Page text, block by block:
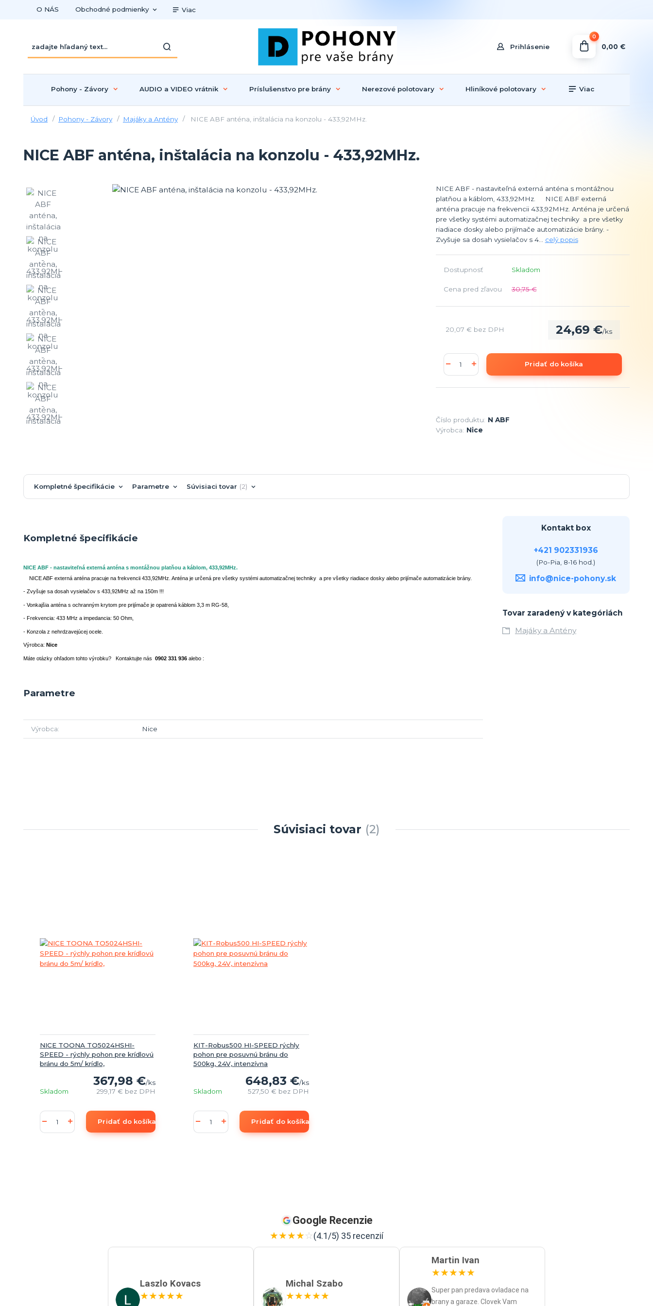
O NÁS Obchodné podmienky Viac
Prihlásenie
0
0,00 €
Pohony - Závory AUDIO a VIDEO vrátnik Príslušenstvo pre brány Nerezové polotovary Hliníkové polotovary Viac
Úvod Pohony - Závory Majáky a Antény NICE ABF anténa, inštalácia na konzolu - 433,92MHz.
NICE ABF anténa, inštalácia na konzolu - 433,92MHz.
NICE ABF - nastaviteľná externá anténa s montážnou
platňou a káblom, 433,92MHz. NICE ABF externá
anténa pracuje na frekvencii 433,92MHz. Anténa je určená
pre všetky systémi automatizačnej techniky a pre všetky
riadiace dosky alebo prijímače automatizácie brány. -
Zvyšuje sa dosah vysielačov s 4... celý popis
Dostupnosť Skladom
Cena pred zľavou 30,75 €
24,69 €/ks
20,07 € bez DPH
Pridať do košíka
Číslo produktu: N ABF
Výrobca: Nice
Kompletné špecifikácie Parametre Súvisiaci tovar 2
Kompletné špecifikácie
NICE ABF - nastaviteľná externá anténa s montážnou platňou a káblom, 433,92MHz.
NICE ABF externá anténa pracuje na frekvencii 433,92MHz. Anténa je určená pre všetky systémi automatizačnej techniky a pre všetky riadiace dosky alebo prijímače automatizácie brány.
- Zvyšuje sa dosah vysielačov s 433,92MHz až na 150m !!!
- Vonkajšia anténa s ochranným krytom pre prijímače je opatrená káblom 3,3 m RG-58,
- Frekvencia: 433 MHz a impedancia: 50 Ohm,
- Konzola z nehrdzavejúcej ocele.
Výrobca: Nice
Máte otázky ohľadom tohto výrobku? Kontaktujte nás 0902 331 936 alebo :
Parametre
Výrobca Nice
Kontakt box
+421 902331936
(Po-Pia, 8-16 hod.)
info@nice-pohony.sk
Tovar zaradený v kategóriách
Majáky a Antény
Súvisiaci tovar 2
NICE TOONA TO5024HSHI-
SPEED - rýchly pohon pre krídlovú
bránu do 5m/ krídlo,
367,98 €/ks
299,17 € bez DPH
Skladom
Pridať do košíka
KIT-Robus500 HI-SPEED rýchly
pohon pre posuvnú bránu do
500kg, 24V, intenzívna
648,83 €/ks
527,50 € bez DPH
Skladom
Pridať do košíka
Google Recenzie
★★★★☆(4.1/5) 35 recenzií
Laszlo Kovacs
★★★★★
Michal Szabo
★★★★★
Martin Ivan
★★★★★
Super pan predava ovladace na
brany a garaze. Clovek Vam